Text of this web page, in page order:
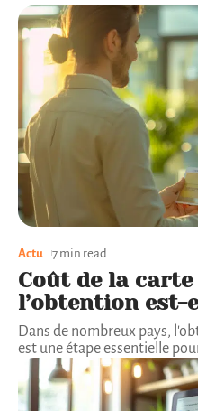
Actu 7 min read
Coût de la carte
l’obtention est-
Dans de nombreux pays,
est une étape essentielle